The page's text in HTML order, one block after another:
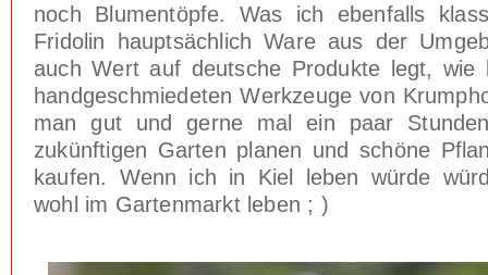
noch Blumentöpfe. Was ich ebenfalls
Fridolin hauptsächlich Ware aus der
auch Wert auf deutsche Produkte legt, wie
handgeschmiedeten Werkzeuge von
man gut und gerne mal ein paar
zukünftigen Garten planen und schöne
kaufen. Wenn ich in Kiel leben würde
wohl im Gartenmarkt leben ; )